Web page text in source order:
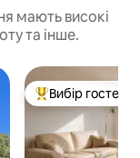
мають високі
та інше.
Топ вибір гостей
Вибір гостей